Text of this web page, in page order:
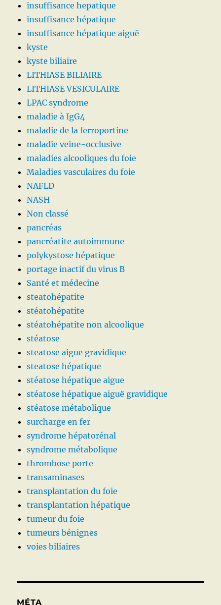
insuffisance hepatique
insuffisance hépatique
insuffisance hépatique aiguë
kyste
kyste biliaire
LITHIASE BILIAIRE
LITHIASE VESICULAIRE
LPAC syndrome
maladie à IgG4
maladie de la ferroportine
maladie veine-occlusive
maladies alcooliques du foie
Maladies vasculaires du foie
NAFLD
NASH
Non classé
pancréas
pancréatite autoimmune
polykystose hépatique
portage inactif du virus B
Santé et médecine
steatohépatite
stéatohépatite
stéatohépatite non alcoolique
stéatose
steatose aigue gravidique
steatose hépatique
stéatose hépatique aigue
stéatose hépatique aiguë gravidique
stéatose métabolique
surcharge en fer
syndrome hépatorénal
syndrome métabolique
thrombose porte
transaminases
transplantation du foie
transplantation hépatique
tumeur du foie
tumeurs bénignes
voies biliaires
MÉTA